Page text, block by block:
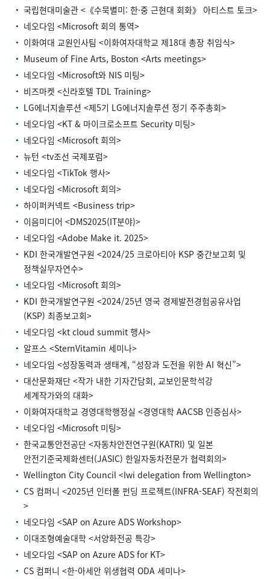
국립현대미술관 <《수묵별미: 한·중 근현대 회화》 아티스트 토크>
네오다임 <Microsoft 회의 통역>
이화여대 교원인사팀 <이화여자대학교 제18대 총장 취임식>
Museum of Fine Arts, Boston <Arts meetings>
네오다임 <Microsoft와 NIS 미팅>
비즈마켓 <신라호텔 TDL Training>
LG에너지솔루션 <제5기 LG에너지솔루션 정기 주주총회>
네오다임 <KT & 마이크로소프트 Security 미팅>
네오다임 <Microsoft 회의>
뉴턴 <tv조선 국제포럼>
네오다임 <TikTok 행사>
네오다임 <Microsoft 회의>
하이퍼커넥트 <Business trip>
이음미디어 <DMS2025(IT분야)>
네오다임 <Adobe Make it. 2025>
KDI 한국개발연구원 <2024/25 크로아티아 KSP 중간보고회 및
정책실무자연수>
네오다임 <Microsoft 회의>
KDI 한국개발연구원 <2024/25년 영국 경제발전경험공유사업
(KSP) 최종보고회>
네오다임 <kt cloud summit 행사>
알프스 <SternVitamin 세미나>
네오다임 <성장동력과 생태계, “성장과 도전을 위한 AI 혁신”>
대산문화재단 <작가 내한 기자간담회, 교보인문학석강
세계작가와의 대화>
이화여자대학교 경영대학행정실 <경영대학 AACSB 인증심사>
네오다임 <Microsoft 미팅>
한국교통안전공단 <자동차안전연구원(KATRI) 및 일본
안전기준국제화센터(JASIC) 한일자동차전문가 협력회의>
Wellington City Council <Iwi delegation from Wellington>
CS 컴퍼니 <2025년 인터폴 펀딩 프로젝트(INFRA-SEAF) 작전회의
>
네오다임 <SAP on Azure ADS Workshop>
이대조형예술대학 <서양화전공 특강>
네오다임 <SAP on Azure ADS for KT>
CS 컴퍼니 <한-아세안 위생협력 ODA 세미나>